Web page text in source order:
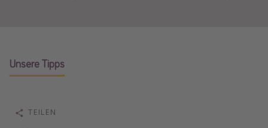
Wochenendtrip
Strandurlaub
Unsere Tipps
TEILEN